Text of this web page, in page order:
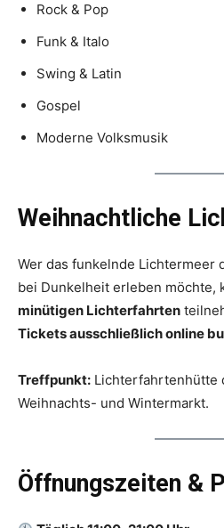
Rock & Pop
Funk & Italo
Swing & Latin
Gospel
Moderne Volksmusik
Weihnachtliche
Wer das funkelnde Lichtermeer
bei Dunkelheit erleben möchte,
minütigen Lichterfahrten
Tickets ausschließlich online
Treffpunkt: Lichterfahrtenhütte
Weihnachts- und Wintermarkt.
Öffnungszeiten &